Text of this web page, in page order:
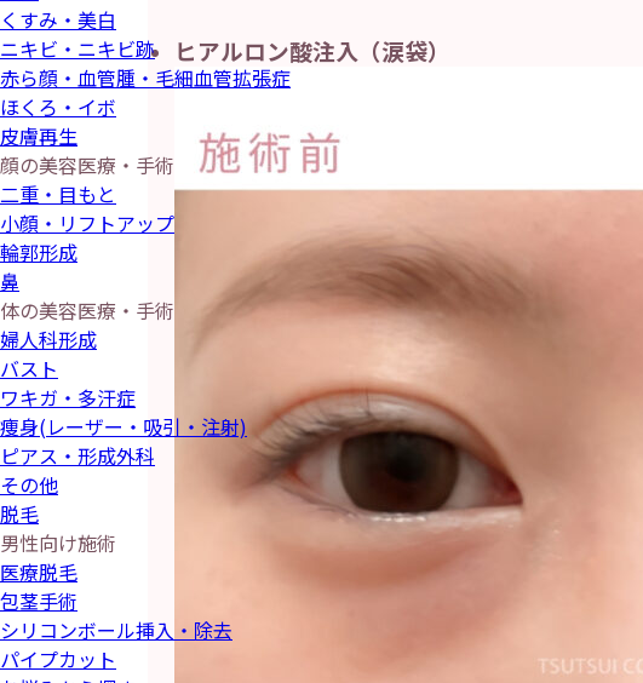
くすみ・美白
ニキビ・ニキビ跡
赤ら顔・血管腫・毛細血管拡張症
ほくろ・イボ
皮膚再生
顔の美容医療・手術
二重・目もと
小顔・リフトアップ
輪郭形成
鼻
体の美容医療・手術
婦人科形成
バスト
ワキガ・多汗症
痩身(レーザー・吸引・注射)
ピアス・形成外科
その他
脱毛
男性向け施術
医療脱毛
包茎手術
シリコンボール挿入・除去
パイプカット
脂肪溶解注射
ヒアルロン酸注入（涙袋）